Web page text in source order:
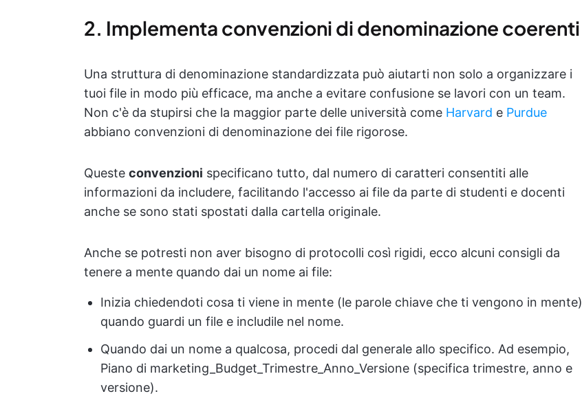
2. Implementa convenzioni di denominazione coerenti
Una struttura di denominazione standardizzata può aiutarti non solo a organizzare i
tuoi file in modo più efficace, ma anche a evitare confusione se lavori con un team.
Non c'è da stupirsi che la maggior parte delle università come Harvard e Purdue
abbiano convenzioni di denominazione dei file rigorose.
Queste convenzioni specificano tutto, dal numero di caratteri consentiti alle
informazioni da includere, facilitando l'accesso ai file da parte di studenti e docenti
anche se sono stati spostati dalla cartella originale.
Anche se potresti non aver bisogno di protocolli così rigidi, ecco alcuni consigli da
tenere a mente quando dai un nome ai file:
Inizia chiedendoti cosa ti viene in mente (le parole chiave che ti vengono in mente)
quando guardi un file e includile nel nome.
Quando dai un nome a qualcosa, procedi dal generale allo specifico. Ad esempio,
Piano di marketing_Budget_Trimestre_Anno_Versione (specifica trimestre, anno e
versione).